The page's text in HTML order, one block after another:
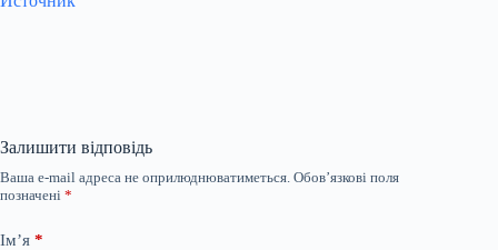
Залишити відповідь
Ваша e-mail адреса не оприлюднюватиметься. Обов’язкові поля
позначені *
Ім’я *